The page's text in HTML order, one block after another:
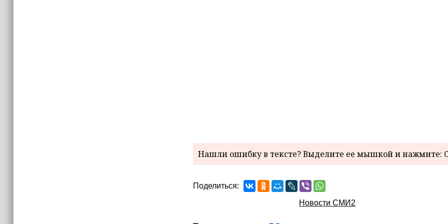
Нашли ошибку в тексте? Выделите ее мышкой и нажмите:
Поделиться:
Новости СМИ2